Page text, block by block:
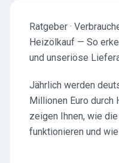
Ratgeber ·
Heizölkauf — So
und unseriöse
Jährlich werden
Millionen Euro durch
zeigen Ihnen, wie
funktionieren und